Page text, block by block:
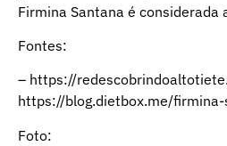
Firmina Santana é
Fontes:
– https://
https://blog.dietbox.me/
Foto: